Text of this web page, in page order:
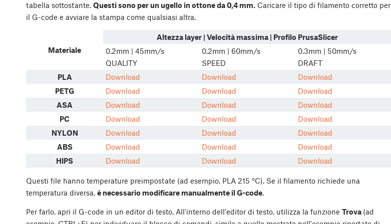
tabella sottostante. Questi sono per un ugello in ottone da 0,4 mm. Caricare il tipo di filamento corretto per
il G-code e avviare la stampa come qualsiasi altra.
Materiale
Altezza layer | Velocità massima | Profilo PrusaSlicer
0.2mm | 45mm/s
QUALITY
0.2mm | 60mm/s
SPEED
0.3mm | 50mm/s
DRAFT
PLA
Download Download
Download
PETG
Download Download
Download
ASA
Download Download
Download
PC
Download Download
Download
NYLON
Download Download
Download
ABS
Download Download
Download
HIPS
Download Download Download
Questi file hanno temperature preimpostate (ad esempio, PLA 215 °C). Se il filamento richiede una
temperatura diversa, è necessario modificare manualmente il G-code.
Per farlo, apri il G-code in un editor di testo. All'interno dell'editor di testo, utilizza la funzione Trova (ad